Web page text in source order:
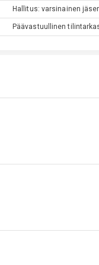
Hallitus: varsinainen
Päävastuullinen